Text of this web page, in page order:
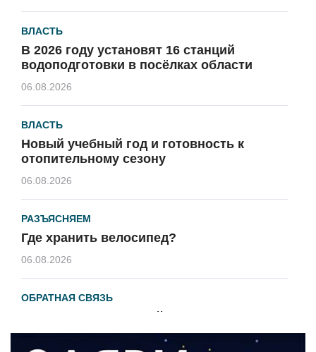
ВЛАСТЬ
В 2026 году установят 16 станций
водоподготовки в посёлках области
06.08.2026
ВЛАСТЬ
Новый учебный год и готовность к
отопительному сезону
06.08.2026
РАЗЪЯСНЯЕМ
Где хранить велосипед?
06.08.2026
ОБРАТНАЯ СВЯЗЬ